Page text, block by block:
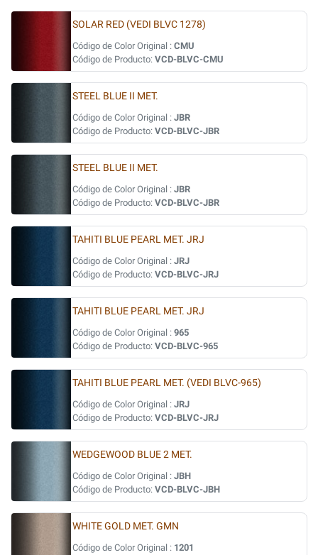
SOLAR RED (VEDI BLVC 1278)
Código de Color Original : CMU
Código de Producto: VCD-BLVC-CMU
STEEL BLUE II MET.
Código de Color Original : JBR
Código de Producto: VCD-BLVC-JBR
STEEL BLUE II MET.
Código de Color Original : JBR
Código de Producto: VCD-BLVC-JBR
TAHITI BLUE PEARL MET. JRJ
Código de Color Original : JRJ
Código de Producto: VCD-BLVC-JRJ
TAHITI BLUE PEARL MET. JRJ
Código de Color Original : 965
Código de Producto: VCD-BLVC-965
TAHITI BLUE PEARL MET. (VEDI BLVC-965)
Código de Color Original : JRJ
Código de Producto: VCD-BLVC-JRJ
WEDGEWOOD BLUE 2 MET.
Código de Color Original : JBH
Código de Producto: VCD-BLVC-JBH
WHITE GOLD MET. GMN
Código de Color Original : 1201